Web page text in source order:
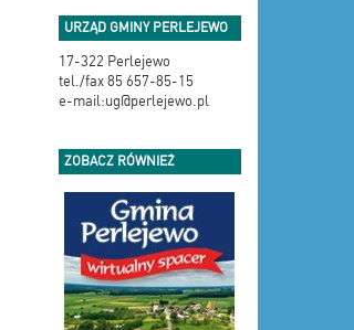
URZĄD GMINY PERLEJEWO
17-322 Perlejewo
tel./fax 85 657-85-15
e-mail:ug@perlejewo.pl
ZOBACZ RÓWNIEŻ